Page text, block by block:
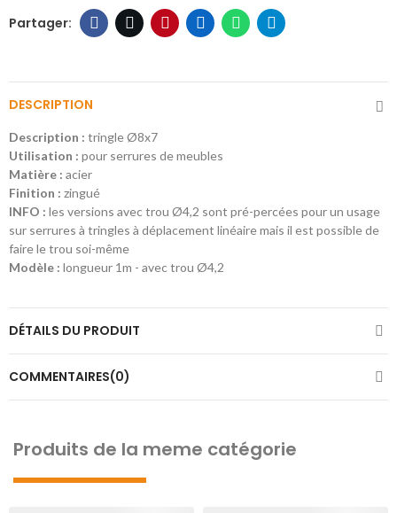
DESCRIPTION
Description : tringle Ø8x7
Utilisation : pour serrures de meubles
Matière : acier
Finition : zingué
INFO : les versions avec trou Ø4,2 sont pré-percées pour un usage
sur serrures à tringles à déplacement linéaire mais il est possible de
faire le trou soi-même
Modèle : longueur 1m - avec trou Ø4,2
DÉTAILS DU PRODUIT
COMMENTAIRES(0)
Produits de la meme catégorie